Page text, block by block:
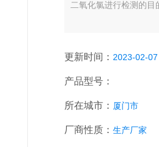
二氧化氯进行检测的目
更新时间： 2023-02-07
产品型号：
所在城市： 厦门市
厂商性质： 生产厂家